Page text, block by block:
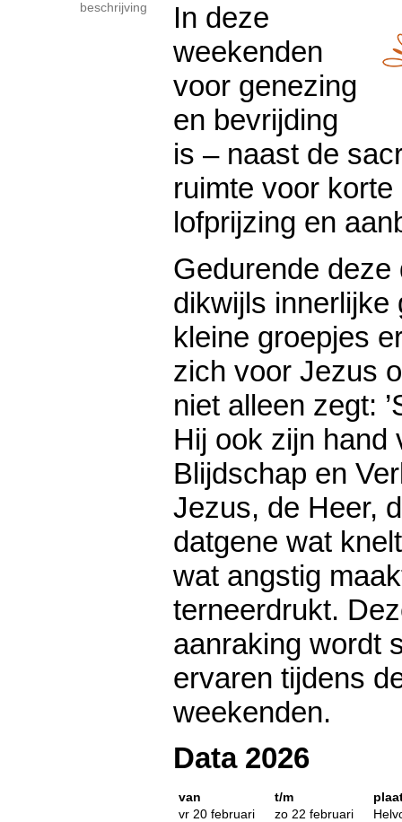
beschrijving
In deze
weekenden
voor genezing
en bevrijding
is – naast de
ruimte voor
lofprijzing en
Gedurende deze
dikwijls innerlijke
kleine groepjes
zich voor Jezus
niet alleen zegt:
Hij ook zijn hand
Blijdschap en
Jezus, de Heer,
datgene wat
wat angstig
terneerdrukt.
aanraking wordt
ervaren tijdens
weekenden.
Data 2026
van t/m
vr 20 februari
zo 22 februari